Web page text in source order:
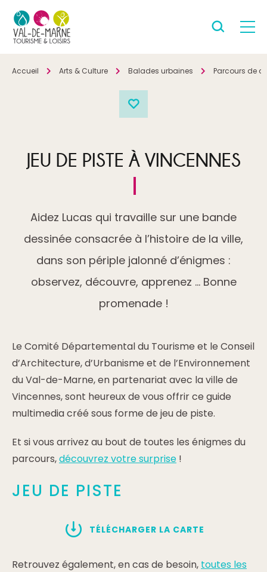
Accueil Arts & Culture Balades urbaines Parcours de
JEU DE PISTE À VINCENNES
Aidez Lucas qui travaille sur une bande
dessinée consacrée à l’histoire de la ville,
dans son périple jalonné d’énigmes :
observez, découvre, apprenez … Bonne
promenade !
Le Comité Départemental du Tourisme et le Conseil
d’Architecture, d’Urbanisme et de l’Environnement
du Val-de-Marne, en partenariat avec la ville de
Vincennes, sont heureux de vous offrir ce guide
multimedia créé sous forme de jeu de piste.
Et si vous arrivez au bout de toutes les énigmes du
parcours,découvrez votre surprise !
JEU DE PISTE
TÉLÉCHARGER LA CARTE
Retrouvez également, en cas de besoin, toutes les